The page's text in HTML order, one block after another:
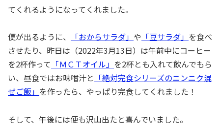
てくれるようになってくれました。
便が出るように、 「おからサラダ」 や 「豆サラダ」 を食べ
させたり、昨日は（2022年3月13日）は午前中にコーヒー
を2杯作って 「ＭＣＴオイル」 を2杯とも入れて飲んでもら
い、昼食ではお味噌汁と 「絶対完食シリーズのニンニク混
ぜご飯」 を作ったら、やっぱり完食してくれました！
そして、午後には便も沢山出たと喜んでいました。